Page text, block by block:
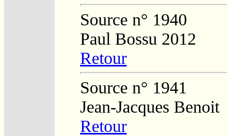
Source n° 1940
Paul Bossu 2012
Retour
Source n° 1941
Jean-Jacques Benoit
Retour